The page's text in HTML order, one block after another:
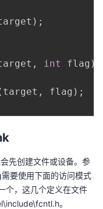
) ;
, int flag )
target , flag ) ;
先创建文件或设备。参
要使用下面的访问模式
个，这几个定义在文件
。